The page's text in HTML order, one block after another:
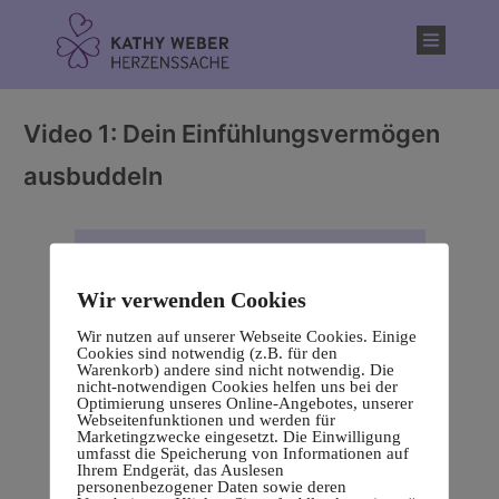
Video 1: Dein Einfühlungsvermögen
ausbuddeln
Wir verwenden Cookies
Wir nutzen auf unserer Webseite Cookies. Einige
Cookies sind notwendig (z.B. für den
Warenkorb) andere sind nicht notwendig. Die
nicht-notwendigen Cookies helfen uns bei der
Optimierung unseres Online-Angebotes, unserer
Webseitenfunktionen und werden für
Marketingzwecke eingesetzt. Die Einwilligung
umfasst die Speicherung von Informationen auf
Ihrem Endgerät, das Auslesen
personenbezogener Daten sowie deren